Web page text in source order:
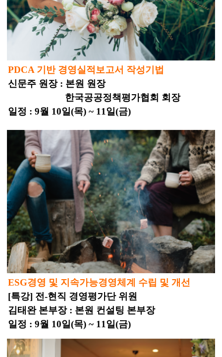
PDCA 기반 경영실적보고서 작성기법
신문주 원장 : 본원 원장
한국공공정책평가협회 회장
일정 : 9월 10일(목) ~ 11일(금)
ESG경영 및 지속가능경영체계 수립 및 개선
[특강] 전-현직 경영평가단 위원
김태완 본부장 : 본원 컨설팅 본부장
일정 : 9월 10일(목) ~ 11일(금)